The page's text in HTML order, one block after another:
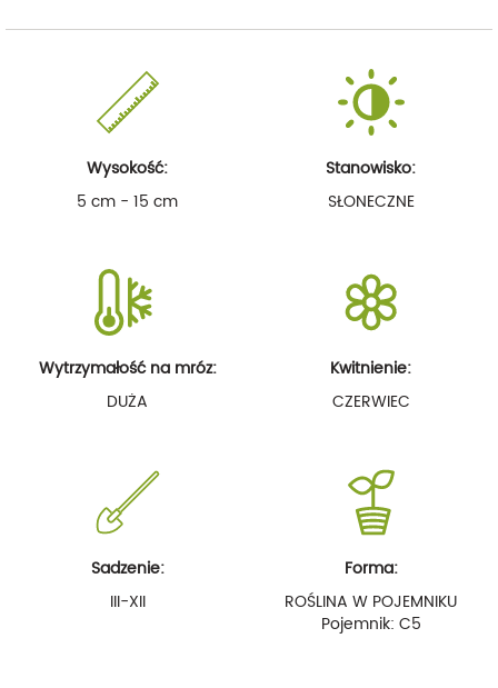
Wysokość:
5 cm - 15 cm
Stanowisko:
SŁONECZNE
Wytrzymałość na mróz:
DUŻA
Kwitnienie:
CZERWIEC
Sadzenie:
III-XII
Forma:
ROŚLINA W POJEMNIKU
Pojemnik: C5